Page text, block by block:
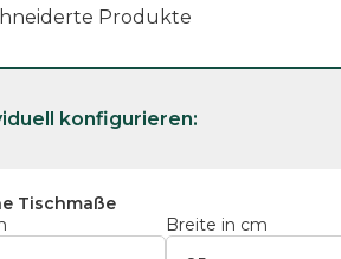
Produkte
Tischmaße
Breite in cm